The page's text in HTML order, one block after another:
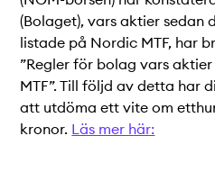
Varför koppla upp sig?
Medlemmar
(Bolaget), vars aktier sedan
listade på Nordic MTF, har
”Regler för bolag vars
MTF”. Till följd av detta har
att utdöma ett vite om
kronor.
Läs mer här: